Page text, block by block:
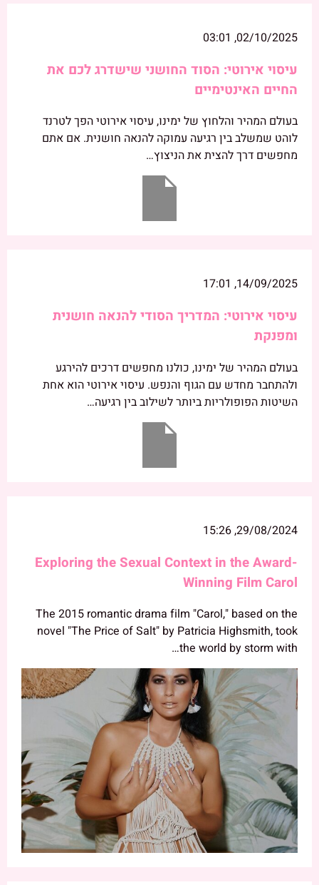
02/10/2025, 03:01
עיסוי אירוטי: הסוד החושני שישדרג לכם את
החיים האינטימיים
בעולם המהיר והלחוץ של ימינו, עיסוי אירוטי הפך לטרנד
לוהט שמשלב בין רגיעה עמוקה להנאה חושנית. אם אתם
מחפשים דרך להצית את הניצוץ…
14/09/2025, 17:01
עיסוי אירוטי: המדריך הסודי להנאה חושנית
ומפנקת
בעולם המהיר של ימינו, כולנו מחפשים דרכים להירגע
ולהתחבר מחדש עם הגוף והנפש. עיסוי אירוטי הוא אחת
השיטות הפופולריות ביותר לשילוב בין רגיעה…
29/08/2024, 15:26
Exploring the Sexual Context in the Award-
Winning Film Carol
The 2015 romantic drama film "Carol," based on the
novel "The Price of Salt" by Patricia Highsmith, took
the world by storm with…